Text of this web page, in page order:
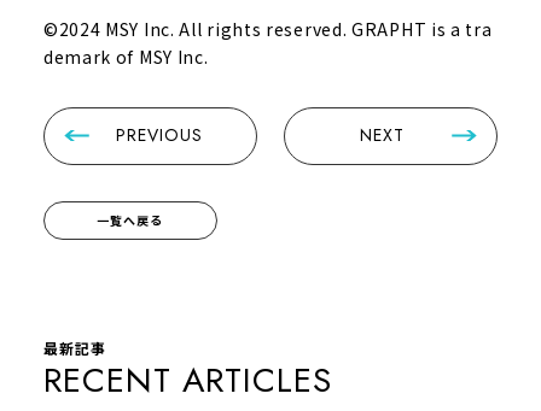
©2024 MSY Inc. All rights reserved. GRAPHT is a tra
demark of MSY Inc.
PREVIOUS NEXT
一覧へ戻る
最新記事
RECENT ARTICLES